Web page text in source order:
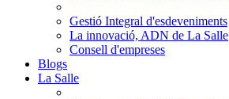
Gestió Integral d'esdeveniments
La innovació, ADN de La Salle
Consell d'empreses
Blogs
La Salle